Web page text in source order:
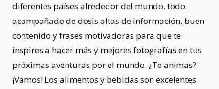
diferentes países alrededor del mundo, todo
acompañado de dosis altas de información, buen
contenido y frases motivadoras para que te
inspires a hacer más y mejores fotografías en tus
próximas aventuras por el mundo. ¿Te animas?
¡Vamos! Los alimentos y bebidas son excelentes